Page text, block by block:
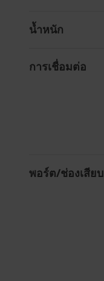
น้ำหนัก
การเชื่อมต่อ
พอร์ต/ช่องเสียบ